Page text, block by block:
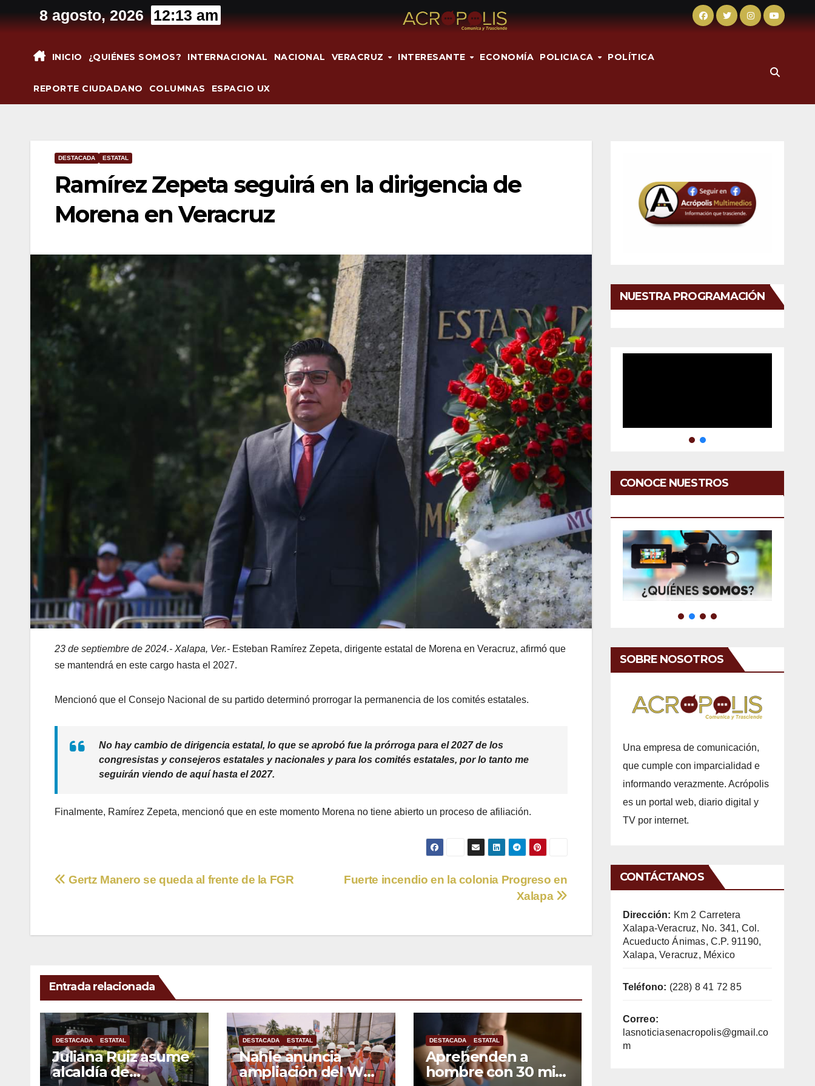
al
8 agosto, 2026 12:13 am
INICIO ¿QUIÉNES SOMOS? INTERNACIONAL NACIONAL VERACRUZ INTERESANTE ECONOMÍA POLICIACA POLÍTICA
REPORTE CIUDADANO COLUMNAS ESPACIO UX
DESTACADA ESTATAL
Ramírez Zepeta seguirá en la dirigencia de
Morena en Veracruz
23 de septiembre de 2024.- Xalapa, Ver.- Esteban Ramírez Zepeta, dirigente estatal de Morena en Veracruz, afirmó que
se mantendrá en este cargo hasta el 2027.
Mencionó que el Consejo Nacional de su partido determinó prorrogar la permanencia de los comités estatales.
No hay cambio de dirigencia estatal, lo que se aprobó fue la prórroga para el 2027 de los
congresistas y consejeros estatales y nacionales y para los comités estatales, por lo tanto me
seguirán viendo de aquí hasta el 2027.
Finalmente, Ramírez Zepeta, mencionó que en este momento Morena no tiene abierto un proceso de afiliación.
Navegación
entradas
Fuerte incendio en la colonia Progreso en
Xalapa
Gertz Manero se queda al frente de la FGR
Entrada relacionada
DESTACADA ESTATAL
Juliana Ruiz asume
alcaldía de
DESTACADA ESTATAL
Nahle anuncia
ampliación del WTC
DESTACADA ESTATAL
Aprehenden a
hombre con 30 mil
NUESTRA PROGRAMACIÓN
CONOCE NUESTROS
SOBRE NOSOTROS
Una empresa de comunicación,
que cumple con imparcialidad e
informando verazmente. Acrópolis
es un portal web, diario digital y
TV por internet.
CONTÁCTANOS
Dirección: Km 2 Carretera
Xalapa-Veracruz, No. 341, Col.
Acueducto Ánimas, C.P. 91190,
Xalapa, Veracruz, México
Teléfono: (228) 8 41 72 85
Correo:
lasnoticiasenacropolis@gmail.co
m